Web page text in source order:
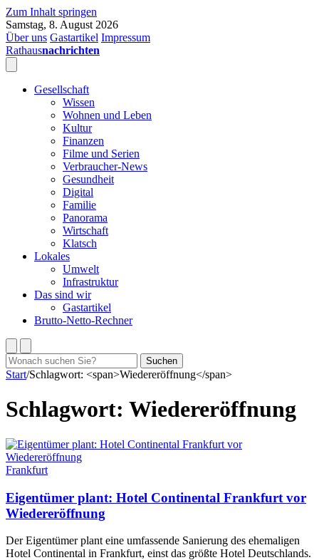
Zum Inhalt springen
Samstag, 8. August 2026
Über uns Gastartikel Impressum
Rathausnachrichten
Gesellschaft
Wissen
Wohnen und Leben
Kultur
Finanzen
Filme und Serien
Verbraucher-News
Gesundheit
Digital
Familie
Panorama
Wirtschaft
Klatsch
Lokales
Umwelt
Infrastruktur
Das sind wir
Gastartikel
Brutto-Netto-Rechner
Suchen
nach:
Suchen
Start/Schlagwort: <span>Wiedereröffnung</span>
Schlagwort: Wiedereröffnung
Frankfurt
Eigentümer plant: Hotel Continental Frankfurt vor
Wiedereröffnung
Der Eigentümer plant eine umfassende Sanierung des ehemaligen
Hotel Continental in Frankfurt, einst das größte Hotel Deutschlands.